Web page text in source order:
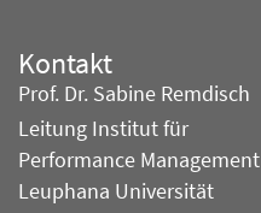
Kontakt
Prof. Dr. Sabine Remdisch
Leitung Institut für
Performance Management
Leuphana Universität